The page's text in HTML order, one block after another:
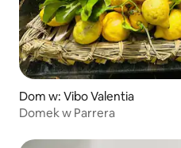
Dom w: Vibo Valentia
Domek w Parrera